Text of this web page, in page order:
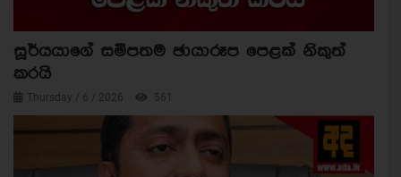
සූර්යයාගේ සමීපතම ඡායාරූප පෙළක් නිකුත්
කරයි
Thursday / 6 / 2026 561